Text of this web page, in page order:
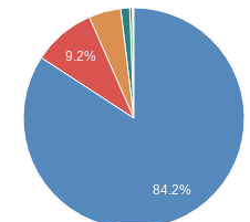
9.2%
84.2%